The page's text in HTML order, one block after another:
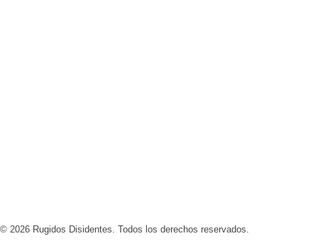
© 2026 Rugidos Disidentes. Todos los derechos reservados.